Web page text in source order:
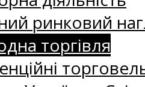
ринковий
торгівля